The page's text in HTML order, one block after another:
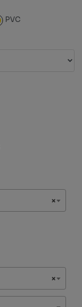
PVC
×
×